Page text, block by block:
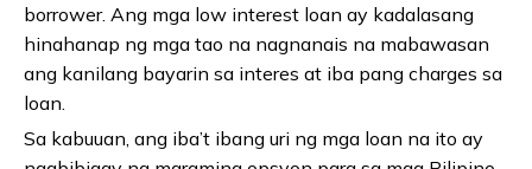
borrower. Ang mga low interest loan ay kadalasang
hinahanap ng mga tao na nagnanais na mabawasan
ang kanilang bayarin sa interes at iba pang charges sa
loan.
Sa kabuuan, ang iba’t ibang uri ng mga loan na ito ay